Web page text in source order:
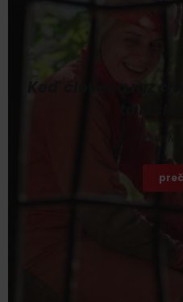
Keď človeka raz